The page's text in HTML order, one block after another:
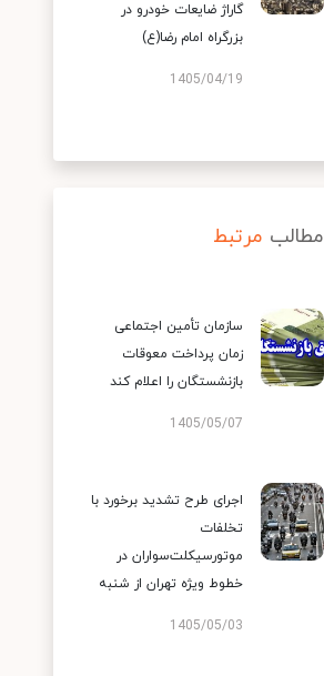
گاراژ ضایعات خودرو در
بزرگراه امام رضا(ع)
1405/04/19
مطالب مرتبط
سازمان تأمین اجتماعی
زمان پرداخت معوقات
بازنشستگان را اعلام کند
1405/05/07
اجرای طرح تشدید برخورد با
تخلفات
موتورسیکلت‌سواران در
خطوط ویژه تهران از شنبه
1405/05/03